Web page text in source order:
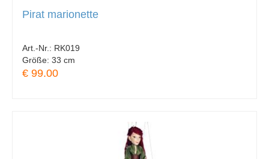
Pirat marionette
Art.-Nr.: RK019
Größe: 33 cm
€ 99.00